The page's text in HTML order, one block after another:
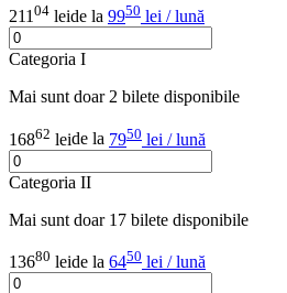
211 04 leide la 9950 lei / lună
Categoria I
Mai sunt doar 2 bilete disponibile
16862 leide la 7950 lei / lună
Categoria II
Mai sunt doar 17 bilete disponibile
13680 leide la 6450 lei / lună